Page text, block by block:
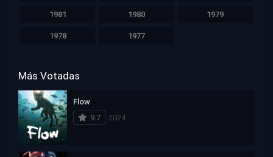
1981 1980 1979
1978 1977
Más Votadas
Flow
9.7
2024